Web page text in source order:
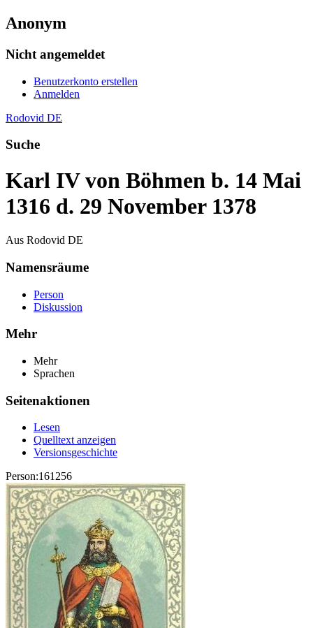
Anonym
Nicht angemeldet
Benutzerkonto erstellen
Anmelden
Rodovid DE
Suche
Karl IV von Böhmen b. 14 Mai
1316 d. 29 November 1378
Aus Rodovid DE
Namensräume
Person
Diskussion
Mehr
Mehr
Sprachen
Seitenaktionen
Lesen
Quelltext anzeigen
Versionsgeschichte
Person:161256